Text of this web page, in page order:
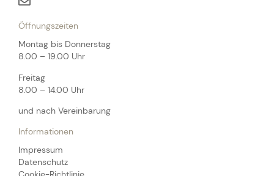
Öffnungszeiten
Montag bis Donnerstag
8.00 – 19.00 Uhr
Freitag
8.00 – 14.00 Uhr
und nach Vereinbarung
Informationen
Impressum
Datenschutz